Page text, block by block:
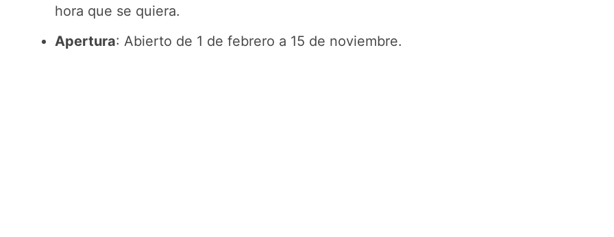
hora que se quiera.
Apertura: Abierto de 1 de febrero a 15 de noviembre.